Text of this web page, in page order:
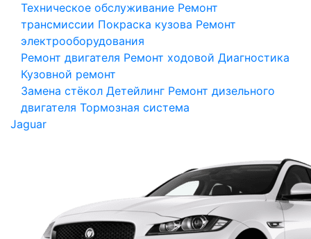
Техническое обслуживание Ремонт
трансмиссии Покраска кузова Ремонт
электрооборудования
Ремонт двигателя Ремонт ходовой Диагностика
Кузовной ремонт
Замена стёкол Детейлинг Ремонт дизельного
двигателя Тормозная система
Jaguar